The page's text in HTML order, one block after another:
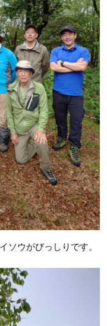
ソウがびっしりです。